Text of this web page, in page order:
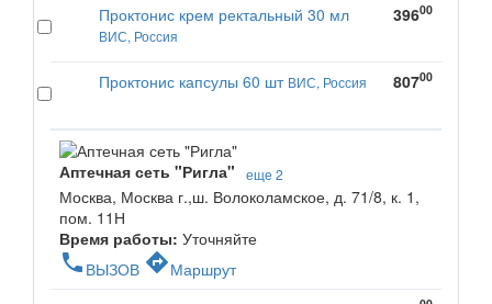
Проктонис крем ректальный 30 мл
ВИС, Россия
39600
Проктонис капсулы 60 шт ВИС, Россия 80700
Аптечная сеть "Ригла" еще 2
Москва, Москва г.,ш. Волоколамское, д. 71/8, к. 1,
пом. 11Н
Время работы: Уточняйте
phone ВЫЗОВ directionsМаршрут